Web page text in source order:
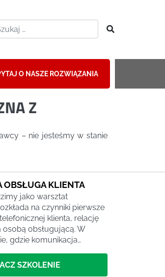
O NASZE ROZWIĄZANIA
Z
– nie jesteśmy w stanie
OBSŁUGA KLIENTA
jako warsztat
na czynniki pierwsze
klienta, relację
obsługującą. W
gdzie komunikacja…
SZKOLENIE